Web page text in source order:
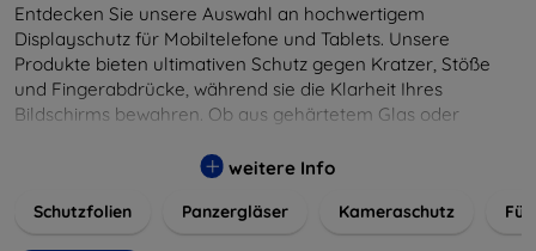
Entdecken Sie unsere Auswahl an hochwertigem
Displayschutz für Mobiltelefone und Tablets. Unsere
Produkte bieten ultimativen Schutz gegen Kratzer, Stöße
und Fingerabdrücke, während sie die Klarheit Ihres
Bildschirms bewahren. Ob aus gehärtetem Glas oder
installieren und passgenau für jedes Gerät, um eine
wertvolles Gerät mit unseren langlebigen und zuverlässigen
weitere Info
Schutzfolien Panzergläser Kameraschutz